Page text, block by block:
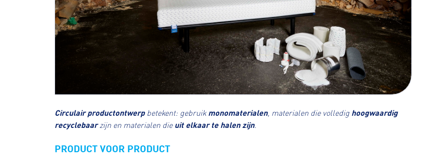
Circulair productontwerpbetekent: gebruikmonomaterialen, materialen die volledig hoogwaardig
recyclebaarzijn en materialen dieuit elkaar te halen zijn.
PRODUCT VOOR PRODUCT